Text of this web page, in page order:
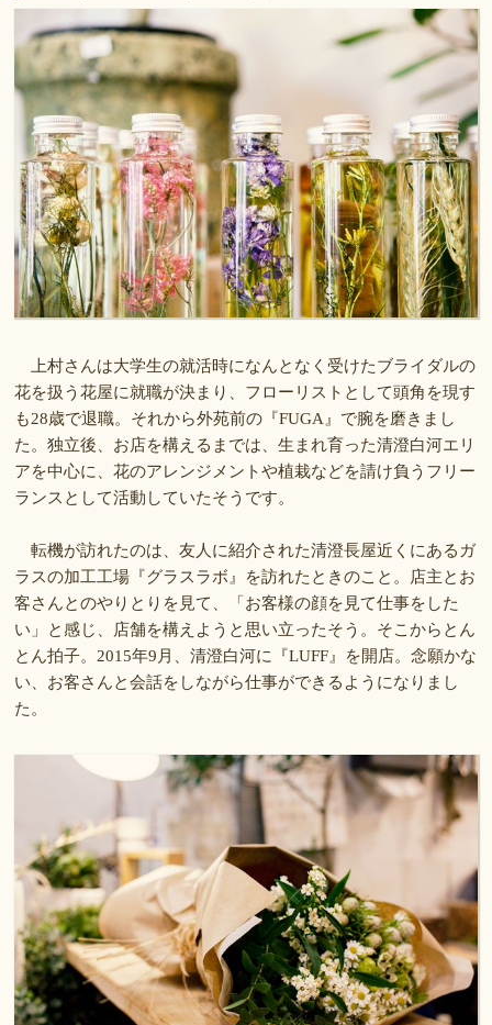
上村さんは大学生の就活時になんとなく受けたブライダルの
花を扱う花屋に就職が決まり、フローリストとして頭角を現す
も28歳で退職。それから外苑前の『FUGA』で腕を磨きまし
た。独立後、お店を構えるまでは、生まれ育った清澄白河エリ
アを中心に、花のアレンジメントや植栽などを請け負うフリー
ランスとして活動していたそうです。
転機が訪れたのは、友人に紹介された清澄長屋近くにあるガ
ラスの加工工場『グラスラボ』を訪れたときのこと。店主とお
客さんとのやりとりを見て、「お客様の顔を見て仕事をした
い」と感じ、店舗を構えようと思い立ったそう。そこからとん
とん拍子。2015年9月、清澄白河に『LUFF』を開店。念願かな
い、お客さんと会話をしながら仕事ができるようになりまし
た。